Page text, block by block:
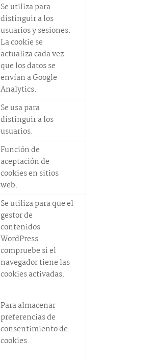
Se utiliza para
distinguir a los
usuarios y sesiones.
La cookie se
actualiza cada vez
que los datos se
envían a Google
Analytics.
Se usa para
distinguir a los
usuarios.
Función de
aceptación de
cookies en sitios
web.
Se utiliza para que el
gestor de
contenidos
WordPress
compruebe si el
navegador tiene las
cookies activadas.
Para almacenar
preferencias de
consentimiento de
cookies.